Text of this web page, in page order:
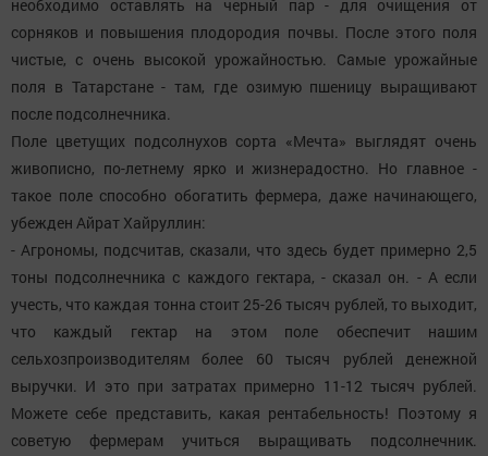
необходимо оставлять на черный пар - для очищения от
сорняков и повышения плодородия почвы. После этого поля
чистые, с очень высокой урожайностью. Самые урожайные
поля в Татарстане - там, где озимую пшеницу выращивают
после подсолнечника.
Поле цветущих подсолнухов сорта «Мечта» выглядят очень
живописно, по-летнему ярко и жизнерадостно. Но главное -
такое поле способно обогатить фермера, даже начинающего,
убежден Айрат Хайруллин:
- Агрономы, подсчитав, сказали, что здесь будет примерно 2,5
тоны подсолнечника с каждого гектара, - сказал он. - А если
учесть, что каждая тонна стоит 25-26 тысяч рублей, то выходит,
что каждый гектар на этом поле обеспечит нашим
сельхозпроизводителям более 60 тысяч рублей денежной
выручки. И это при затратах примерно 11-12 тысяч рублей.
Можете себе представить, какая рентабельность! Поэтому я
советую фермерам учиться выращивать подсолнечник.